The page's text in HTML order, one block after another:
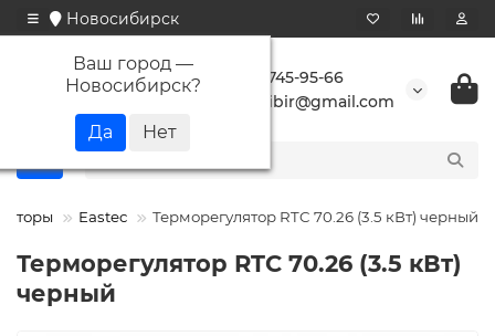
Новосибирск
Ваш город —
Новосибирск?
+7 923 745-95-66
buransibir@gmail.com
Eastec Терморегулятор RTC 70.26 (3.5 кВт) черный
Терморегулятор RTC 70.26 (3.5 кВт)
черный